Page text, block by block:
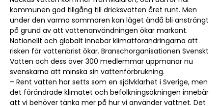
kommunen god tillgång till dricksvatten året runt. Men
under den varma sommaren kan läget ändå bli ansträngt
på grund av att vattenanvändningen ökar markant.
Nationellt och globalt innebär klimatförändringarna att
risken för vattenbrist ökar. Branschorganisationen Svenskt
Vatten och dess över 300 medlemmar uppmanar nu
svenskarna att minska sin vattenförbrukning.
– Rent vatten har setts som en självklarhet i Sverige, men
det förändrade klimatet och befolkningsökningen innebär
att vi behöver tänka mer på hur vi använder vattnet. Det